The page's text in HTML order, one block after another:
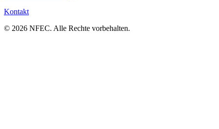
Kontakt
© 2026 NFEC. Alle Rechte vorbehalten.